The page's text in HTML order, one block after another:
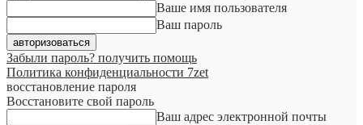
Ваше имя пользователя
Ваш пароль
Забыли пароль? получить помощь
Политика конфиденциальности 7zet
восстановление пароля
Восстановите свой пароль
Ваш адрес электронной почты